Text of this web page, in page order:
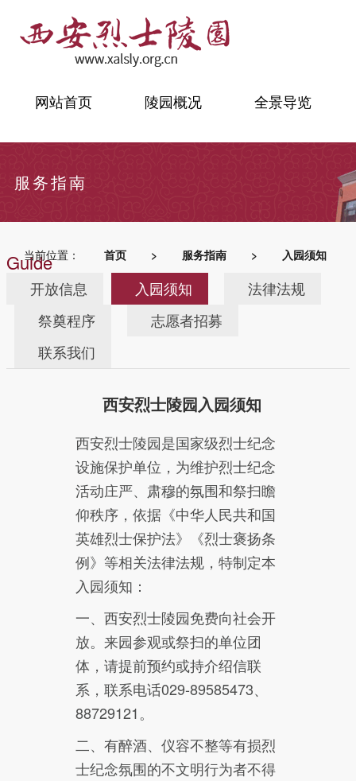
网站首页 陵园概况 全景导览
服务指南
Guide
当前位置： 首页 > 服务指南 > 入园须知
开放信息 入园须知
法律法规
祭奠程序
志愿者招募
联系我们
西安烈士陵园入园须知
西安烈士陵园是国家级烈士纪念
设施保护单位，为维护烈士纪念
活动庄严、肃穆的氛围和祭扫瞻
仰秩序，依据《中华人民共和国
英雄烈士保护法》《烈士褒扬条
例》等相关法律法规，特制定本
入园须知：
一、西安烈士陵园免费向社会开
放。来园参观或祭扫的单位团
体，请提前预约或持介绍信联
系，联系电话029-89585473、
88729121。
二、有醉酒、仪容不整等有损烈
士纪念氛围的不文明行为者不得